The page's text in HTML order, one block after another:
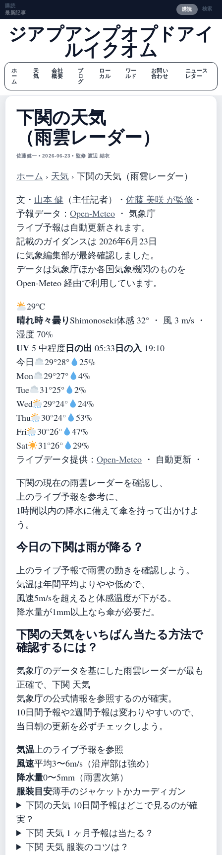
購読
最新記事
購読 検索
ジアプアンプオプドアイ
ルイクオム
ホ
ー
ム
天
気
会社
概要
ブ
ロ
グ
ロー
カル
ワー
ルド
お問い
合わせ
ニュース
レター
下関の天気
（雨雲レーダー）
佐藤健一 • 2026-06-23 • 監修 渡辺 結衣
ホーム › 天気 › 下関の天気（雨雲レーダー）
文・ 山本 健 （主任記者） ・ 佐藤 美咲 が監修 ・
予報データ： Open-Meteo ・ 気象庁
ライブ予報は自動更新されます。
記載のガイダンスは 2026年6月23日
に気象編集部が最終確認しました。
データは気象庁ほか各国気象機関のものを
Open-Meteo 経由で利用しています。
29°C
晴れ時々曇りShimonoseki体感 32° ・ 風 3 m/s ・
湿度 70%
UV 5 中程度日の出 05:33日の入 19:10
今日
29°28°
25%
Mon
29°27°
4%
Tue
31°25°
2%
Wed
29°24°
24%
Thu
30°24°
53%
Fri
30°26°
47%
Sat
31°26°
29%
ライブデータ提供： Open-Meteo ・ 自動更新 ・
下関の現在の雨雲レーダーを確認し、
上のライブ予報を参考に、
1時間以内の降水に備えて傘を持って出かけよ
う。
今日の下関は雨が降る？
上のライブ予報で雨雲の動きを確認しよう。
気温は年間平均よりやや低めで、
風速5m/sを超えると体感温度が下がる。
降水量が1mm以上なら傘が必要だ。
下関の天気をいちばん当たる方法で
確認するには？
気象庁のデータを基にした雨雲レーダーが最も
正確で、下関 天気
気象庁の公式情報を参照するのが確実。
10日間予報や2週間予報は変わりやすいので、
当日朝の更新を必ずチェックしよう。
気温上のライブ予報を参照
風速平均3〜6m/s（沿岸部は強め）
降水量0〜5mm（雨雲次第）
服装目安薄手のジャケットかカーディガン
下関の天気 10日間予報はどこで見るのが確
実？
下関 天気 1 ヶ月予報は当たる？
下関 天気 服装のコツは？